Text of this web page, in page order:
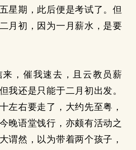
星期，此后便是考试了。但
月初，因为一月薪水，是要
，催我速去，且云教员薪
我还是只能于二月初出发。
左右要走了，大约先至粤，
晚语堂饯行，亦颇有活动之
谓然，以为带着两个孩子，